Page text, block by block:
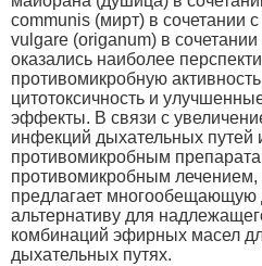
communis (мирт) в сочетании
vulgare (origanum) в
оказались наиболее
противомикробную
цитотоксичность и
эффекты. В связи с
инфекций дыхательных путей
противомикробным
противомикробным лечением,
предлагает многообещающую
альтернативу для
комбинаций эфирных масел
дыхательных путях.